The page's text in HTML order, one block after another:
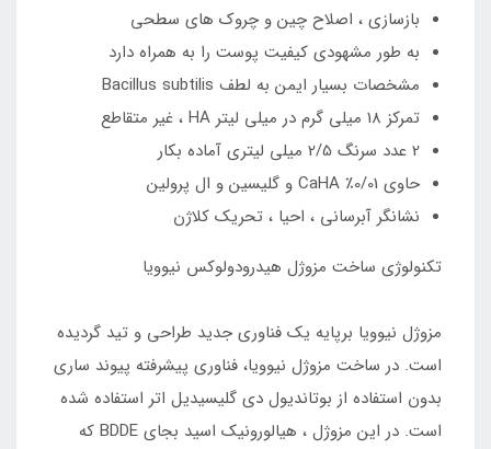
بازسازی ، اصلاح چین و چروک های سطحی
به طور مشهودی کیفیت پوست را به همراه دارد
مشخصات بسیار ایمن به لطف Bacillus subtilis
تمرکز 18 میلی گرم در میلی لیتر HA ، غیر متقاطع
2 عدد سرنگ 2/5 میلی لیتری آماده بکار
حاوی 0/01٪ CaHA و گلیسین و ال پرولین
نشانگر آبرسانی ، احیا ، تحریک کلاژن
تکنولوژی ساخت مزوژل هیدرودولوکس نیوویا
مزوژل نیوویا برپایه یک فناوری جدید طراحی و تید گردیده
است. در ساخت مزوژل نیوویا، فناوری پیشرفته پیوند ساری
بدون استفاده از بوتاندیول دی گلیسیدیل اتر استفاده شده
است. در این مزوژل ، هیالورونیک اسید بجای BDDE که